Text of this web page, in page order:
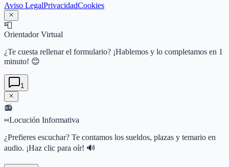
Aviso LegalPrivacidadCookies
📮
Orientador Virtual
¿Te cuesta rellenar el formulario? ¡Hablemos y lo completamos en 1
minuto! 😊
1
📻
Locución Informativa
¿Prefieres escuchar? Te contamos los sueldos, plazas y temario en
audio. ¡Haz clic para oír! 🔊